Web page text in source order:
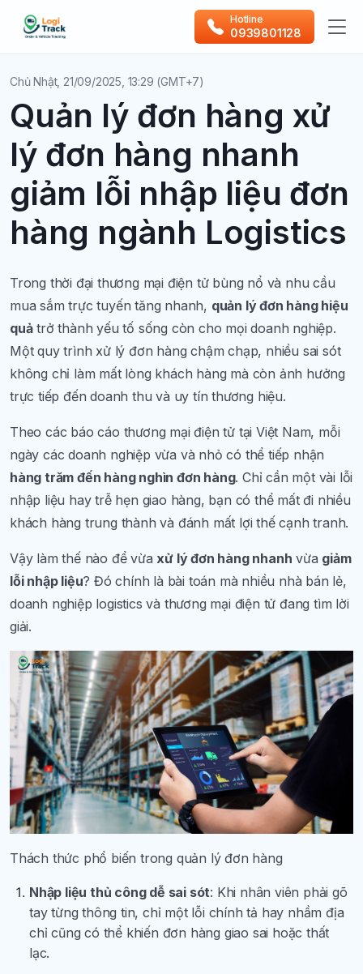
Hotline
0939801128
Chủ Nhật, 21/09/2025, 13:29 (GMT+7)
Quản lý đơn hàng xử
lý đơn hàng nhanh
giảm lỗi nhập liệu đơn
hàng ngành Logistics
Trong thời đại thương mại điện tử bùng nổ và nhu cầu
mua sắm trực tuyến tăng nhanh, quản lý đơn hàng hiệu
quảtrở thành yếu tố sống còn cho mọi doanh nghiệp.
Một quy trình xử lý đơn hàng chậm chạp, nhiều sai sót
không chỉ làm mất lòng khách hàng mà còn ảnh hưởng
trực tiếp đến doanh thu và uy tín thương hiệu.
Theo các báo cáo thương mại điện tử tại Việt Nam, mỗi
ngày các doanh nghiệp vừa và nhỏ có thể tiếp nhận
hàng trăm đến hàng nghìn đơn hàng. Chỉ cần một vài lỗi
nhập liệu hay trễ hẹn giao hàng, bạn có thể mất đi nhiều
khách hàng trung thành và đánh mất lợi thế cạnh tranh.
Vậy làm thế nào để vừa xử lý đơn hàng nhanh vừa giảm
lỗi nhập liệu? Đó chính là bài toán mà nhiều nhà bán lẻ,
doanh nghiệp logistics và thương mại điện tử đang tìm lời
giải.
Thách thức phổ biến trong quản lý đơn hàng
Nhập liệu thủ công dễ sai sót: Khi nhân viên phải gõ
tay từng thông tin, chỉ một lỗi chính tả hay nhầm địa
chỉ cũng có thể khiến đơn hàng giao sai hoặc thất
lạc.